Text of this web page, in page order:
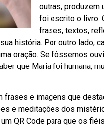
outras, produzem
foi escrito o livro.
frases, textos,
história. Por outro lado,
oração. Se fôssemos
que Maria foi humana,
e imagens que
e meditações dos
QR Code para que os